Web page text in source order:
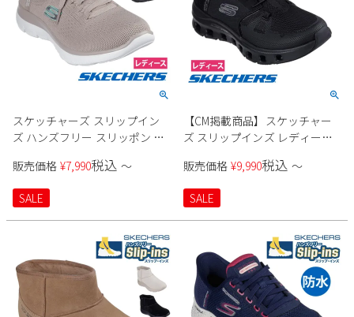
スケッチャーズ スリップイン
ズ ハンズフリー スリッポン ス
ニュー デイリー Slip-ins
SKECHERS 150263 SUMMITS
NEW DAILY BBK TPE ブラック
黒 トープ ノーマル幅 履きやす
販売価格 ¥7,990税込 〜
SALE
【CM掲載商品】スケッチャー
ズ スリップインズ レディース
スリッポン ウォーキングシュ
ーズ SKECHERS Slip-ins グライ
ドステップ プロ 150420 ブラッ
ク トープ マルチ 靴 履きやすい
ゴム紐 ノーマル幅 黒
販売価格 ¥9,990税込 〜
SALE